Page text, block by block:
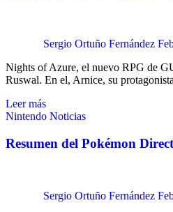
Sergio Ortuño Fernández
Nights of Azure, el nuevo RPG de
Ruswal. En el, Arnice, su
Leer más
Nintendo Noticias
Resumen del Pokémon Direct
Sergio Ortuño Fernández